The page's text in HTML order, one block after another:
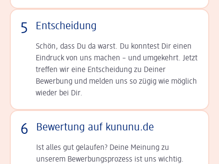
5 Entscheidung
Schön, dass Du da warst. Du konntest Dir einen
Ein­druck von uns machen – und umgekehrt. Jetzt
tref­fen wir eine Entscheidung zu Deiner
Bewerbung und melden uns so zügig wie möglich
wieder bei Dir.
6 Bewertung auf kununu.de
Ist alles gut gelaufen? Deine Meinung zu
unserem Bewerbungsprozess ist uns wichtig.